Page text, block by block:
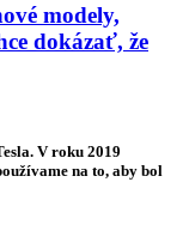
modely,
dokázať, že
V roku 2019
na to, aby bol